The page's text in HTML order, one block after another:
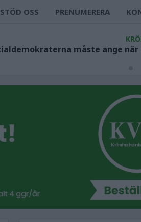
STÖD OSS PRENUMERERA